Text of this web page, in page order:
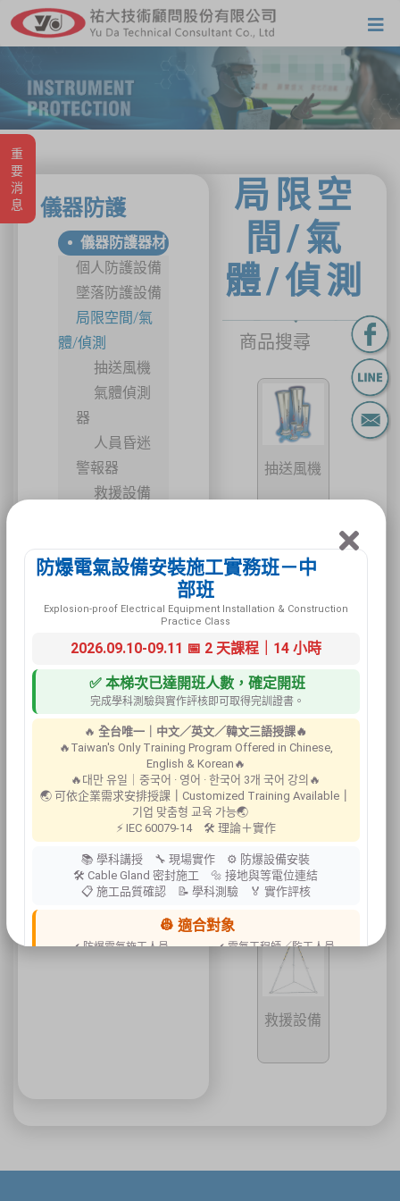
重要消息 儀器防護
儀器防護器材
個人防護設備
墜落防護設備
局限空間/氣
體/偵測
抽送風機
氣體偵測
器
人員昏迷
警報器
救援設備
建築交通安全
環境安全設備
標示牌
客製化標示牌
局限空
間/氣
體/偵測
商品搜尋
抽送風機
氣體偵測
器
人員昏迷
警報器
救援設備
防爆電氣設備安裝施工實務班－中
部班
Explosion-proof Electrical Equipment Installation & Construction
Practice Class
2026.09.10-09.11 📅 2 天課程｜14 小時
✅ 本梯次已達開班人數，確定開班
完成學科測驗與實作評核即可取得完訓證書。
🔥全台唯一｜中文／英文／韓文三語授課🔥
🔥Taiwan's Only Training Program Offered in Chinese,
English & Korean🔥
🔥대만 유일｜중국어 · 영어 · 한국어 3개 국어 강의🔥
🌏 可依企業需求安排授課
Customized Training Available
기업 맞춤형 교육 가능🌏
⚡ IEC 60079-14 🛠 理論＋實作
📚 學科講授 🔧 現場實作 ⚙ 防爆設備安裝
🛠 Cable Gland 密封施工 🔩 接地與等電位連結
📋 施工品質確認 📝 學科測驗 🏅 實作評核
👷 適合對象
✔ 防爆電氣施工人員
✔ 電氣工程師／監工人員
✔ 工程承攬商
📍 上課地點／主辦資訊